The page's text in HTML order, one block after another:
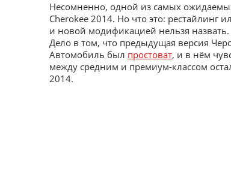
Несомненно, одной из самых
Cherokee 2014. Но что это:
и новой модификацией нельзя
Дело в том, что предыдущая версия
Автомобиль был простоват, и в нём
между средним и премиум-классом
2014.